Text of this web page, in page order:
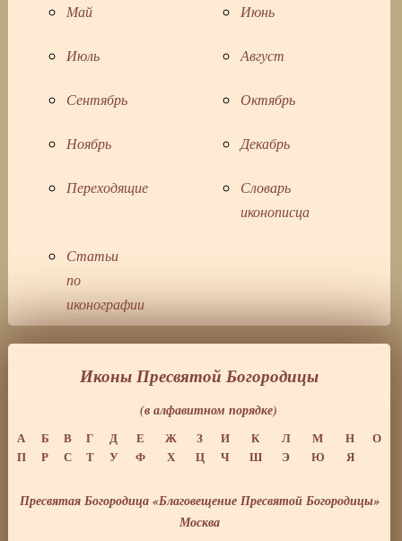
Май Июнь
Июль Август
Сентябрь Октябрь
Ноябрь Декабрь
Переходящие
Словарь
иконописца
Статьи
по
иконографии
Иконы Пресвятой Богородицы
(в алфавитном порядке)
А Б В Г Д Е Ж З И К Л М Н
О
П
Р С Т У Ф Х Ц Ч Ш Э Ю Я
Пресвятая Богородица «Благовещение Пресвятой Богородицы»
Москва